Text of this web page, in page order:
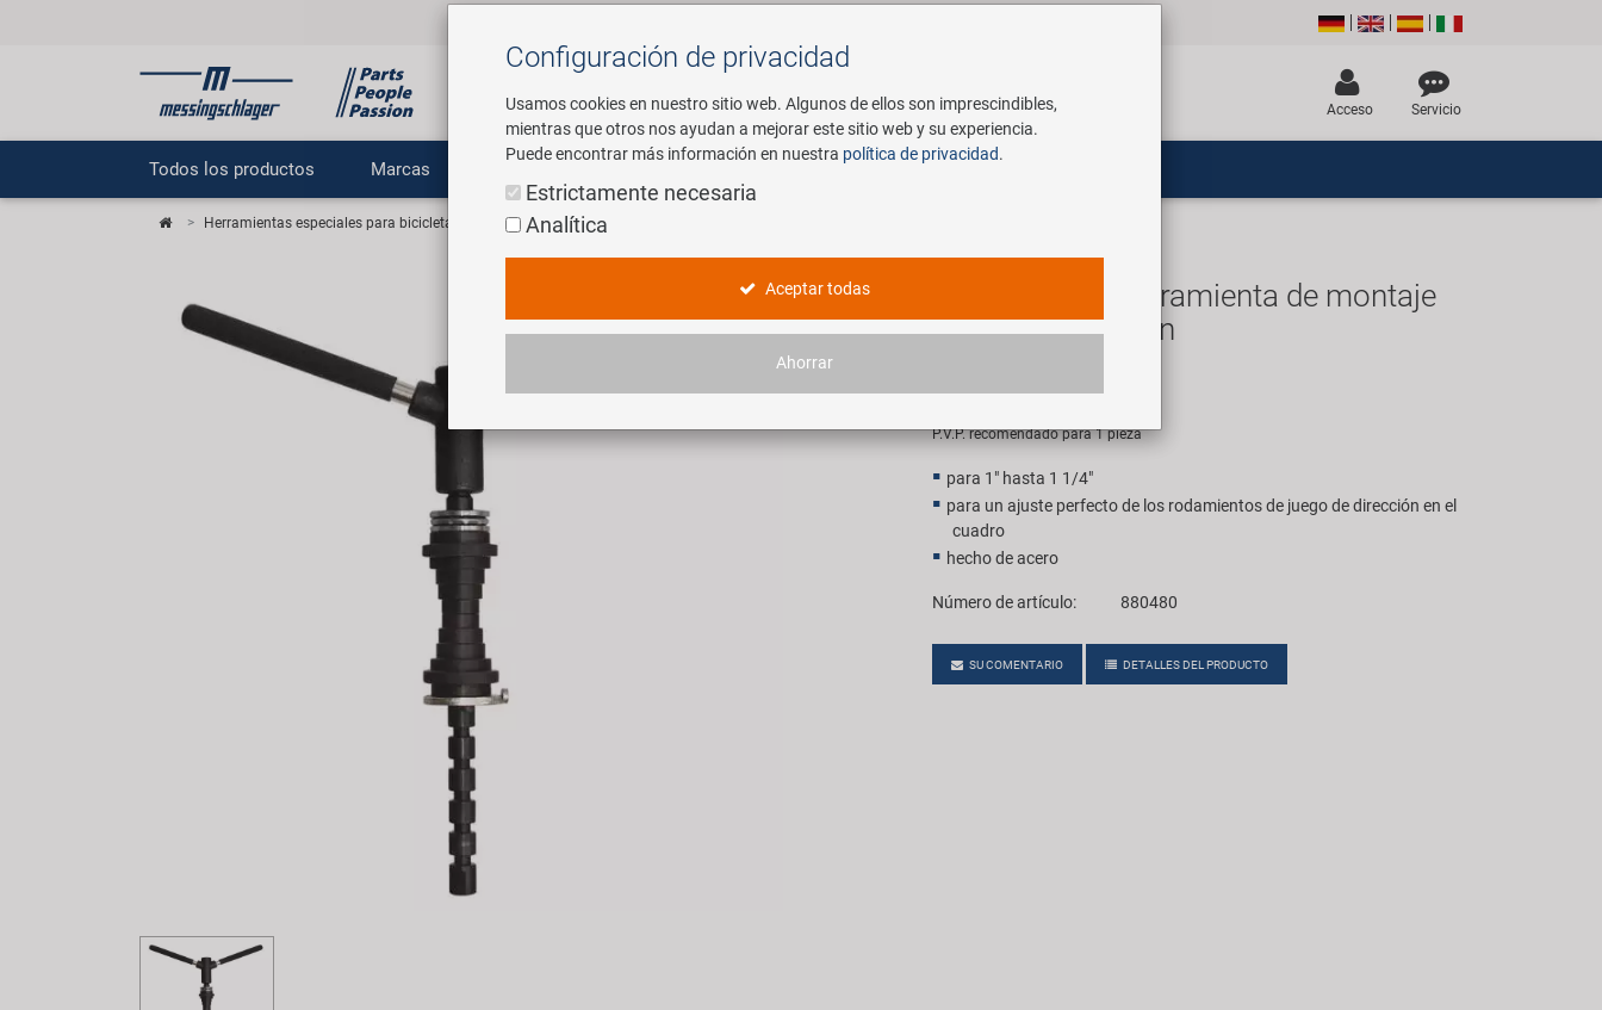
Buscar
Acceso Servicio
Todos los productos Marcas Servicio
Herramientas especiales para bicicletas M-WAVE Cup herramienta de montaje juego de dirección
M-WAVE Cup herramienta de montaje
juego de dirección
129,00 EUR
P.V.P. recomendado para 1 pieza
para 1" hasta 1 1/4"
para un ajuste perfecto de los rodamientos de juego de dirección en el
cuadro
hecho de acero
Número de artículo: 880480
SU COMENTARIO DETALLES DEL PRODUCTO
Configuración de privacidad
Usamos cookies en nuestro sitio web. Algunos de ellos son imprescindibles,
mientras que otros nos ayudan a mejorar este sitio web y su experiencia.
Puede encontrar más información en nuestra política de privacidad.
Estrictamente necesaria
Analítica
Aceptar todas
Ahorrar